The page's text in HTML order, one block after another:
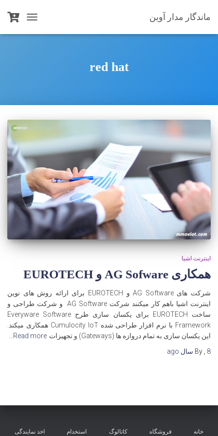
ماندگار مدار آوین
TOGGLE
NAVIGATION
red hat
اینترنت اشیا
همکاری AG Sofware و EUROTECH
شرکت های AG Software و EUROTECH برای ارائه روش های نوین
اینترنت اشیا باهم کار میکنند شرکت AG Software و شرکت طراحی و
ساخت EUROTECH برای یکسان سازی طرح Everyware Software
Framework با نرم افزار طراحی شده Cumulocity IoT همکاری میکند.
این یکسان سازی به تمام دروازه ها (Gateways) و تجهیزات
Read more…
By
8 سال
خانه فروشگاه کاتالوگ استخدام اخذ نمایندگی